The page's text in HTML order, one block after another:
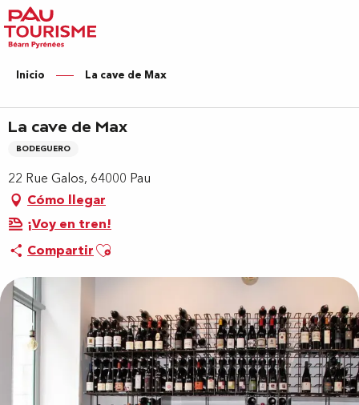
Aller
au
contenu
principal
Inicio La cave de Max
La cave de Max
BODEGUERO
22 Rue Galos, 64000 Pau
Cómo llegar
¡Voy en tren!
CompartirAjouter aux favoris